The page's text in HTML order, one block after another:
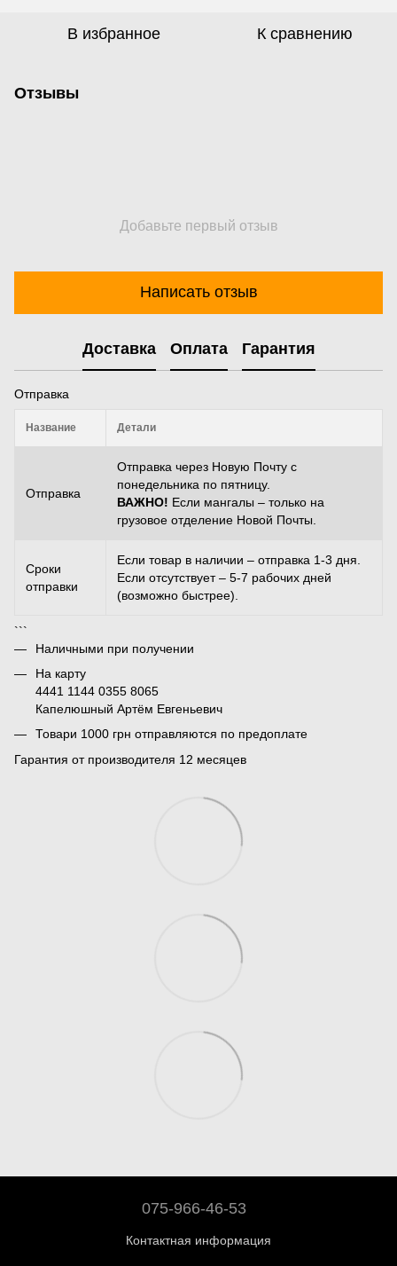
В избранное К сравнению
Отзывы
Добавьте первый отзыв
Написать отзыв
Доставка Оплата Гарантия
Отправка
Название Детали
Отправка
Отправка через Новую Почту с
понедельника по пятницу.
ВАЖНО! Если мангалы – только на
грузовое отделение Новой Почты.
Сроки
отправки
Если товар в наличии – отправка 1-3 дня.
Если отсутствует – 5-7 рабочих дней
(возможно быстрее).
```
Наличными при получении
На карту
4441 1144 0355 8065
Капелюшный Артём Евгеньевич
Товари 1000 грн отправляются по предоплате
Гарантия от производителя 12 месяцев
075-966-46-53
Контактная информация